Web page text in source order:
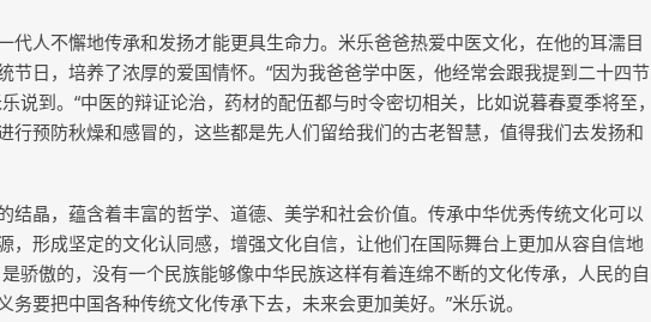
代人不懈地传承和发扬才能更具生命力。米乐爸爸热爱中医文化，在他的耳濡目
节日，培养了浓厚的爱国情怀。“因为我爸爸学中医，他经常会跟我提到二十四节
说到。“中医的辩证论治，药材的配伍都与时令密切相关，比如说暮春夏季将至，
行预防秋燥和感冒的，这些都是先人们留给我们的古老智慧，值得我们去发扬和
结晶，蕴含着丰富的哲学、道德、美学和社会价值。传承中华优秀传统文化可以
，形成坚定的文化认同感，增强文化自信，让他们在国际舞台上更加从容自信地
骄傲的，没有一个民族能够像中华民族这样有着连绵不断的文化传承，人民的自
要把中国各种传统文化传承下去，未来会更加美好。”米乐说。